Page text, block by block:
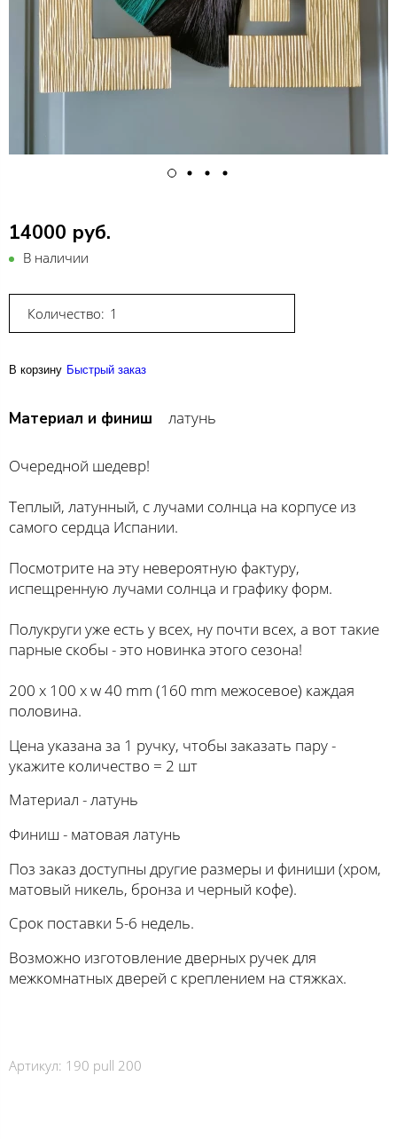
14000 руб.
В наличии
Количество:
В корзину Быстрый заказ
Материал и финиш латунь
Очередной шедевр!
Теплый, латунный, с лучами солнца на корпусе из
самого сердца Испании.
Посмотрите на эту невероятную фактуру,
испещренную лучами солнца и графику форм.
Полукруги уже есть у всех, ну почти всех, а вот такие
парные скобы - это новинка этого сезона!
200 х 100 х w 40 mm (160 mm межосевое) каждая
половина.
Цена указана за 1 ручку, чтобы заказать пару -
укажите количество = 2 шт
Материал - латунь
Финиш - матовая латунь
Поз заказ доступны другие размеры и финиши (хром,
матовый никель, бронза и черный кофе).
Срок поставки 5-6 недель.
Возможно изготовление дверных ручек для
межкомнатных дверей с креплением на стяжках.
Артикул: 190 pull 200